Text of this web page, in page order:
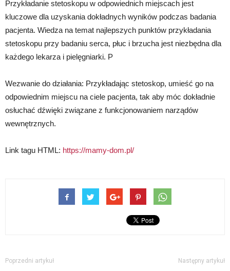
Przykładanie stetoskopu w odpowiednich miejscach jest
kluczowe dla uzyskania dokładnych wyników podczas badania
pacjenta. Wiedza na temat najlepszych punktów przykładania
stetoskopu przy badaniu serca, płuc i brzucha jest niezbędna dla
każdego lekarza i pielęgniarki. P
Wezwanie do działania: Przykładając stetoskop, umieść go na
odpowiednim miejscu na ciele pacjenta, tak aby móc dokładnie
osłuchać dźwięki związane z funkcjonowaniem narządów
wewnętrznych.
Link tagu HTML: https://mamy-dom.pl/
Poprzedni artykuł Następny artykuł